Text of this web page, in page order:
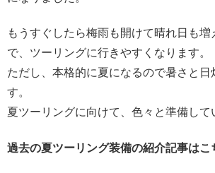
もうすぐしたら梅雨も開けて晴れ日も
で、ツーリングに行きやすくなります。
ただし、本格的に夏になるので暑さと日
す。
夏ツーリングに向けて、色々と準備して
過去の夏ツーリング装備の紹介記事はこ